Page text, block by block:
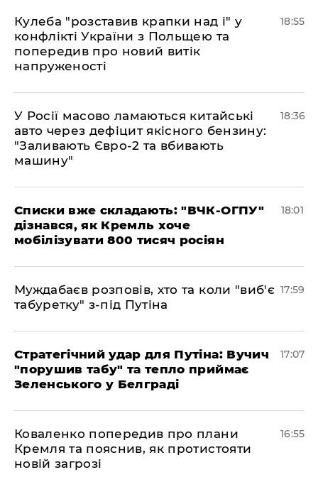
Кулеба "розставив крапки над і" у
конфлікті України з Польщею та
попередив про новий витік
напруженості
18:55
У Росії масово ламаються китайські
авто через дефіцит якісного бензину:
"Заливають Євро-2 та вбивають
машину"
18:36
Списки вже складають: "ВЧК-ОГПУ"
дізнався, як Кремль хоче
мобілізувати 800 тисяч росіян
18:01
Муждабаєв розповів, хто та коли "виб'є
табуретку" з-під Путіна
17:59
Стратегічний удар для Путіна: Вучич
"порушив табу" та тепло приймає
Зеленського у Белграді
17:07
Коваленко попередив про плани
Кремля та пояснив, як протистояти
новій загрозі
16:55